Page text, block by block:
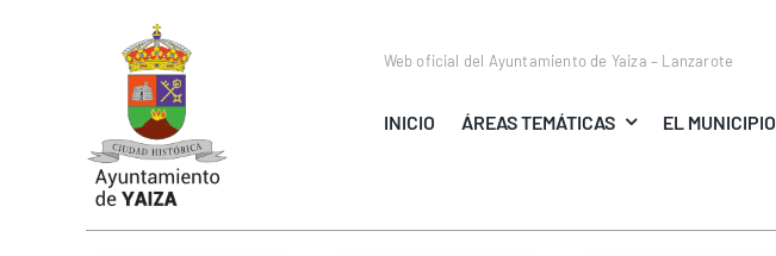
Web oficial del Ayuntamiento de Yaiza – Lanzarote
INICIO ÁREAS TEMÁTICAS EL MUNICIPIO